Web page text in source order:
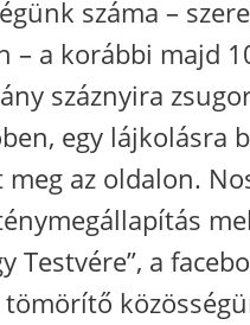
száma –
– a korábbi majd
száznyira
egy lájkolásra
az oldalon.
Testvére”, a